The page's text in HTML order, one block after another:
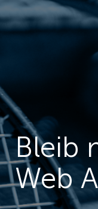
Bleib
Web